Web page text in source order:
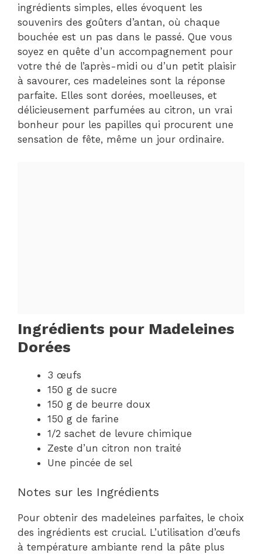
ingrédients simples, elles évoquent les
souvenirs des goûters d’antan, où chaque
bouchée est un pas dans le passé. Que vous
soyez en quête d’un accompagnement pour
votre thé de l’après-midi ou d’un petit plaisir
à savourer, ces madeleines sont la réponse
parfaite. Elles sont dorées, moelleuses, et
délicieusement parfumées au citron, un vrai
bonheur pour les papilles qui procurent une
sensation de fête, même un jour ordinaire.
Ingrédients pour Madeleines
Dorées
3 œufs
150 g de sucre
150 g de beurre doux
150 g de farine
1/2 sachet de levure chimique
Zeste d’un citron non traité
Une pincée de sel
Notes sur les Ingrédients
Pour obtenir des madeleines parfaites, le choix
des ingrédients est crucial. L’utilisation d’œufs
à température ambiante rend la pâte plus